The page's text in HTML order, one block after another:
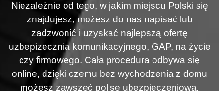
Niezależnie od tego, w jakim miejscu Polski się
znajdujesz, możesz do nas napisać lub
zadzwonić i uzyskać najlepszą ofertę
uzbepizecznia komunikacyjnego, GAP, na życie
czy firmowego. Cała procedura odbywa się
online, dzięki czemu bez wychodzenia z domu
możesz zawszeć polisę ubezpieczeniową,